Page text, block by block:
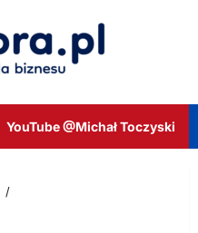
YouTube @Michał Toczyski